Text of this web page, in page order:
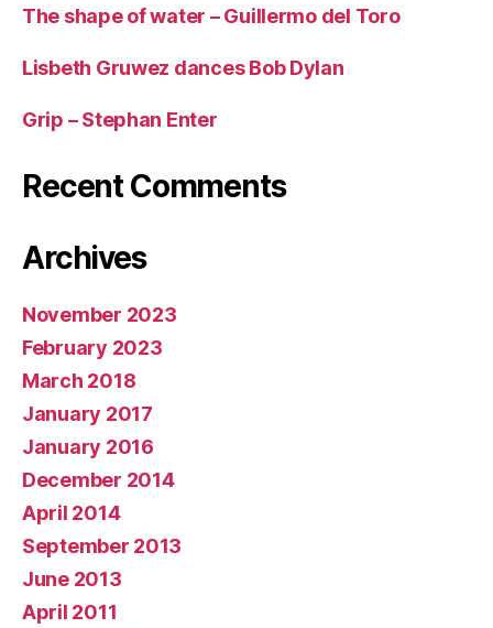
The shape of water – Guillermo del Toro
Lisbeth Gruwez dances Bob Dylan
Grip – Stephan Enter
Recent Comments
Archives
November 2023
February 2023
March 2018
January 2017
January 2016
December 2014
April 2014
September 2013
June 2013
April 2011